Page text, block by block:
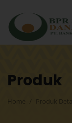
Produk
Home Produk Detail